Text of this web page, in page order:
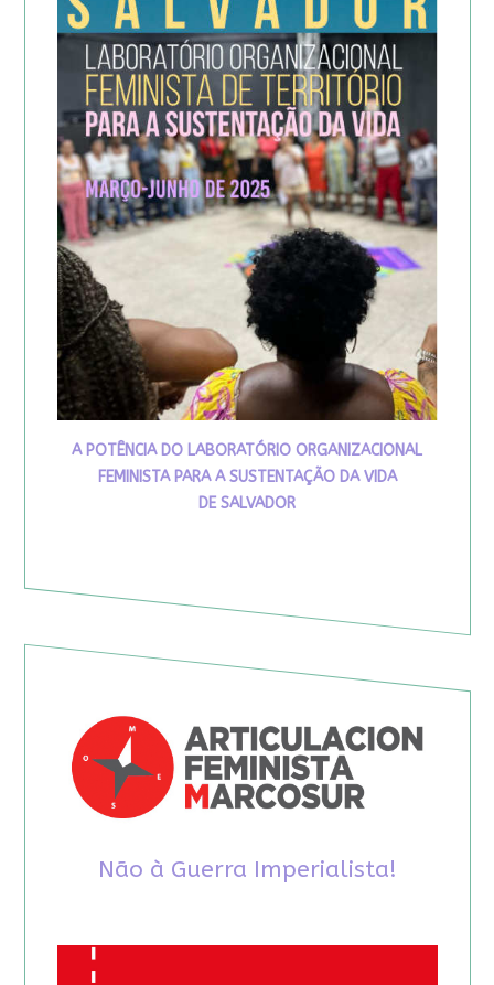
A POTÊNCIA DO LABORATÓRIO ORGANIZACIONAL
FEMINISTA PARA A SUSTENTAÇÃO DA VIDA
DE SALVADOR
Não à Guerra Imperialista!